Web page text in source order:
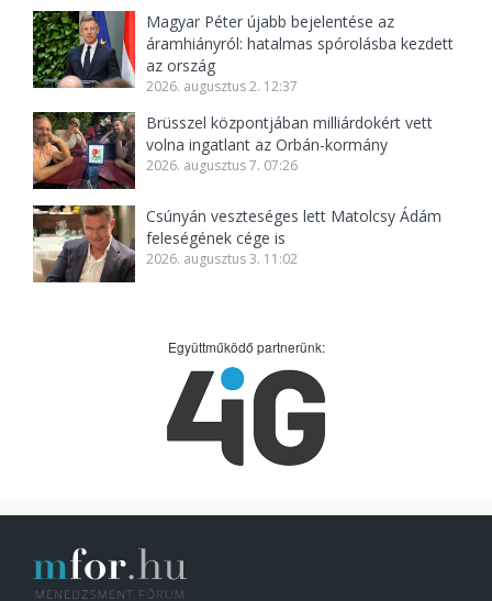
Magyar Péter újabb bejelentése az
áramhiányról: hatalmas spórolásba kezdett
az ország
2026. augusztus 2. 12:37
Brüsszel központjában milliárdokért vett
volna ingatlant az Orbán-kormány
2026. augusztus 7. 07:26
Csúnyán veszteséges lett Matolcsy Ádám
feleségének cége is
2026. augusztus 3. 11:02
Együttműködő partnerünk: